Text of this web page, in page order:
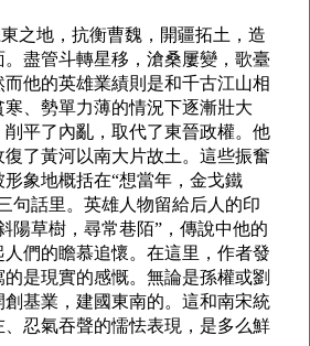
之地，抗衡曹魏，開疆拓土，造
。盡管斗轉星移，滄桑屢變，歌臺
他的英雄業績則是和千古江山相
、勢單力薄的情況下逐漸壯大
平了內亂，取代了東晉政權。他
了黃河以南大片故土。這些振奮
形象地概括在“想當年，金戈鐵
句話里。英雄人物留給后人的印
陽草樹，尋常巷陌”，傳說中他的
們的瞻慕追懷。在這里，作者發
是現實的感慨。無論是孫權或劉
基業，建國東南的。這和南宋統
忍氣吞聲的懦怯表現，是多么鮮